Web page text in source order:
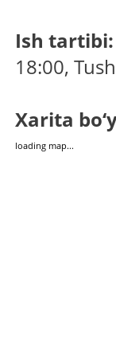
Ish tartibi:
18:00,
Xarita
loading map...